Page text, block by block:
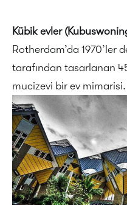
Kübik evler
Rotherdam’da 1970’ler
tarafından tasarlanan
mucizevi bir ev mimarisi.